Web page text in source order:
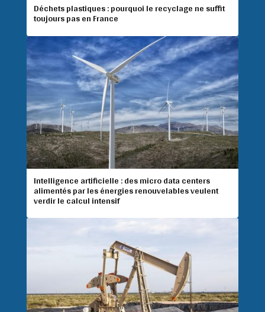
Déchets plastiques : pourquoi le recyclage ne suffit
toujours pas en France
Intelligence artificielle : des micro data centers
alimentés par les énergies renouvelables veulent
verdir le calcul intensif